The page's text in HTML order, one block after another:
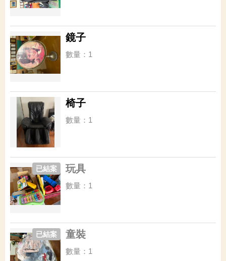
鏡子
數量：1
椅子
數量：1
玩具
已結案
數量：1
童裝
已結案
數量：1